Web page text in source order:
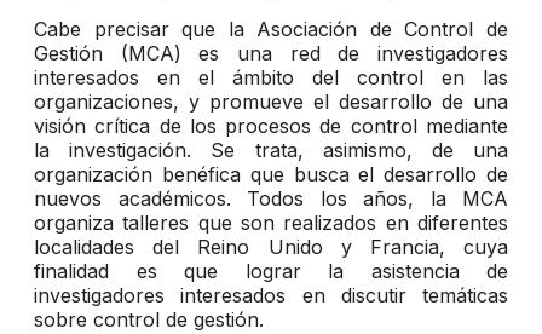
Cabe precisar que la Asociación de Control de
Gestión (MCA) es una red de investigadores
interesados en el ámbito del control en las
organizaciones, y promueve el desarrollo de una
visión crítica de los procesos de control mediante
la investigación. Se trata, asimismo, de una
organización benéfica que busca el desarrollo de
nuevos académicos. Todos los años, la MCA
organiza talleres que son realizados en diferentes
localidades del Reino Unido y Francia, cuya
finalidad es que lograr la asistencia de
investigadores interesados en discutir temáticas
sobre control de gestión.